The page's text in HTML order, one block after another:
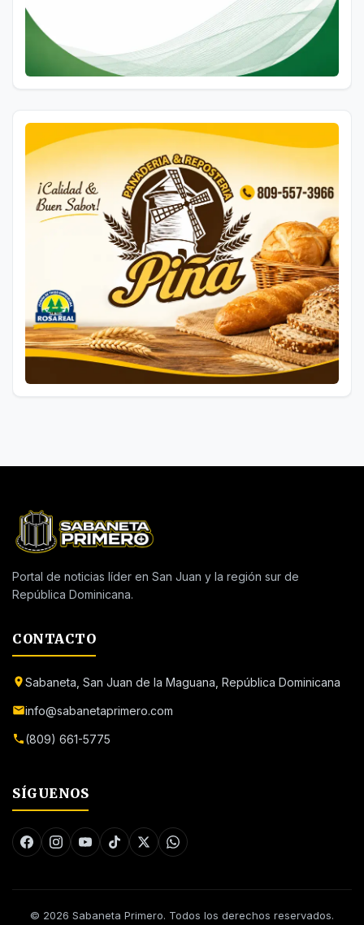
Portal de noticias líder en San Juan y la región sur de
República Dominicana.
CONTACTO
Sabaneta, San Juan de la Maguana, República Dominicana
info@sabanetaprimero.com
(809) 661-5775
SÍGUENOS
© 2026 Sabaneta Primero. Todos los derechos reservados.